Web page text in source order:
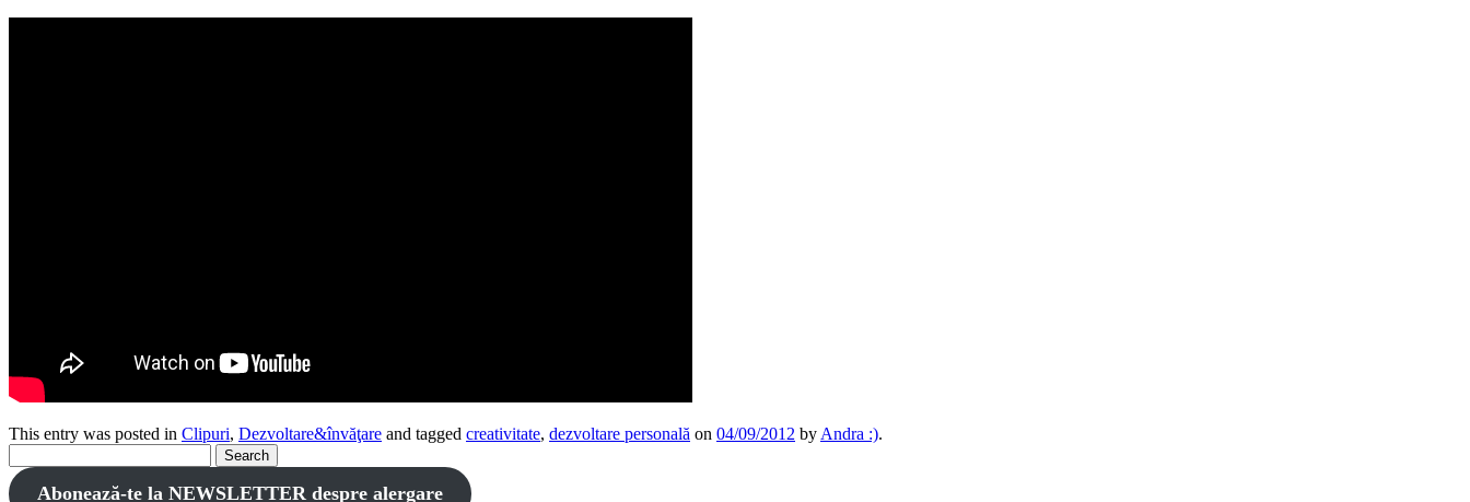
This entry was posted in Clipuri, Dezvoltare&învăţare and tagged creativitate, dezvoltare personală on 04/09/2012 by Andra :).
for:
Abonează-te la NEWSLETTER despre alergare